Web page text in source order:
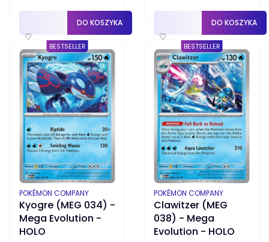
♡
DO KOSZYKA
♡
DO KOSZYKA
BESTSELLER
Kyogre (MEG 034) -
Mega Evolution -
HOLO
PRODUCENT
POKÉMON COMPANY
BESTSELLER
Clawitzer (MEG
038) - Mega
Evolution - HOLO
PRODUCENT
POKÉMON COMPANY